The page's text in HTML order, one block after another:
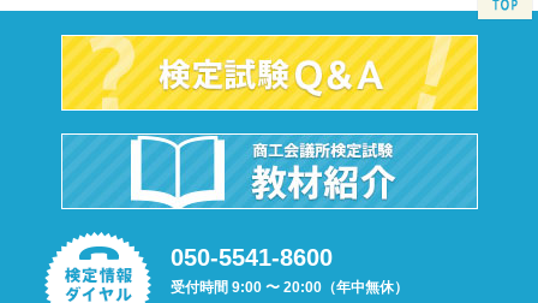
050-5541-8600
受付時間 9:00 〜 20:00（年中無休）